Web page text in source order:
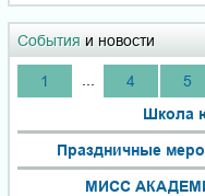
События и новости
1 4 5
Школа
Праздничные
МИСС